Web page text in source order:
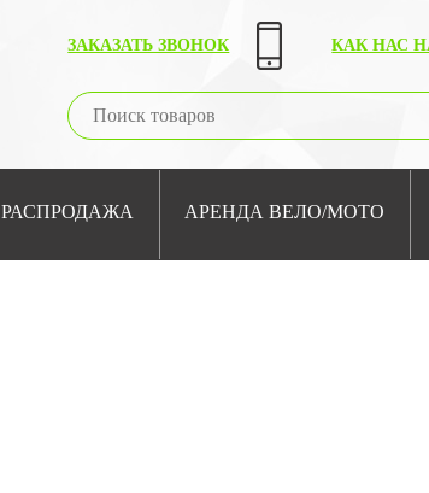
ЗАКАЗАТЬ ЗВОНОК
КАК НАС
РАСПРОДАЖА АРЕНДА ВЕЛО/МОТО